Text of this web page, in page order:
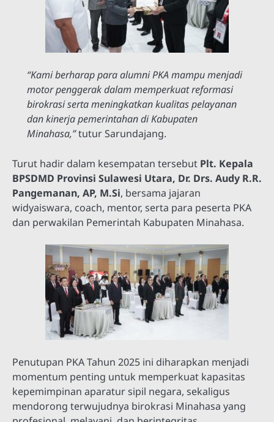
“Kami berharap para alumni PKA mampu menjadi
motor penggerak dalam memperkuat reformasi
birokrasi serta meningkatkan kualitas pelayanan
dan kinerja pemerintahan di Kabupaten
Minahasa,”tutur Sarundajang.
Turut hadir dalam kesempatan tersebut Plt. Kepala
BPSDMD Provinsi Sulawesi Utara, Dr. Drs. Audy R.R.
Pangemanan, AP, M.Si, bersama jajaran
widyaiswara, coach, mentor, serta para peserta PKA
dan perwakilan Pemerintah Kabupaten Minahasa.
Penutupan PKA Tahun 2025 ini diharapkan menjadi
momentum penting untuk memperkuat kapasitas
kepemimpinan aparatur sipil negara, sekaligus
mendorong terwujudnya birokrasi Minahasa yang